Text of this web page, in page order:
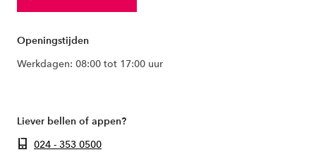
Openingstijden
Werkdagen: 08:00 tot 17:00 uur
Liever bellen of appen?
024 - 353 0500